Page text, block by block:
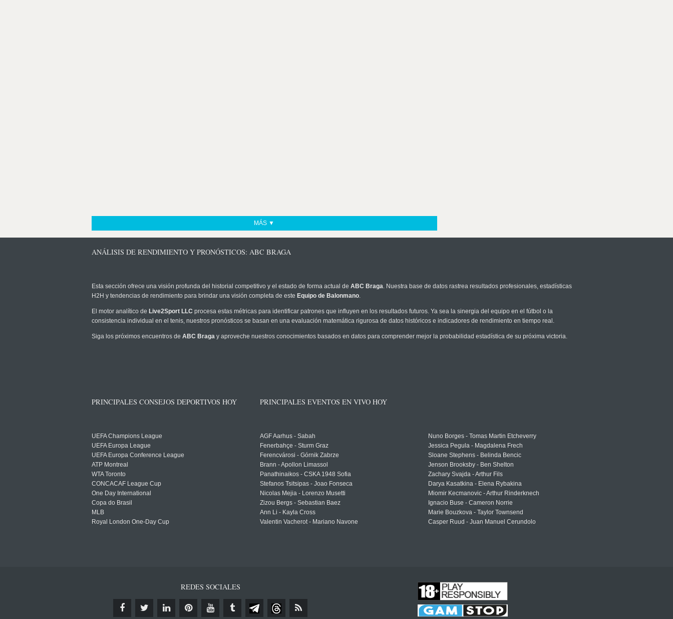
MÁS ▼
ANÁLISIS DE RENDIMIENTO Y PRONÓSTICOS: ABC BRAGA
Esta sección ofrece una visión profunda del historial competitivo y el estado de forma actual de ABC Braga. Nuestra base de datos rastrea resultados profesionales, estadísticas
H2H y tendencias de rendimiento para brindar una visión completa de este Equipo de Balonmano.
El motor analítico de Live2Sport LLC procesa estas métricas para identificar patrones que influyen en los resultados futuros. Ya sea la sinergia del equipo en el fútbol o la
consistencia individual en el tenis, nuestros pronósticos se basan en una evaluación matemática rigurosa de datos históricos e indicadores de rendimiento en tiempo real.
Siga los próximos encuentros de ABC Braga y aproveche nuestros conocimientos basados en datos para comprender mejor la probabilidad estadística de su próxima victoria.
PRINCIPALES CONSEJOS DEPORTIVOS HOY
UEFA Champions League
UEFA Europa League
UEFA Europa Conference League
ATP Montreal
WTA Toronto
CONCACAF League Cup
One Day International
Copa do Brasil
MLB
Royal London One-Day Cup
PRINCIPALES EVENTOS EN VIVO HOY
AGF Aarhus - Sabah
Fenerbahçe - Sturm Graz
Ferencvárosi - Górnik Zabrze
Brann - Apollon Limassol
Panathinaikos - CSKA 1948 Sofia
Stefanos Tsitsipas - Joao Fonseca
Nicolas Mejia - Lorenzo Musetti
Zizou Bergs - Sebastian Baez
Ann Li - Kayla Cross
Valentin Vacherot - Mariano Navone
Nuno Borges - Tomas Martin Etcheverry
Jessica Pegula - Magdalena Frech
Sloane Stephens - Belinda Bencic
Jenson Brooksby - Ben Shelton
Zachary Svajda - Arthur Fils
Darya Kasatkina - Elena Rybakina
Miomir Kecmanovic - Arthur Rinderknech
Ignacio Buse - Cameron Norrie
Marie Bouzkova - Taylor Townsend
Casper Ruud - Juan Manuel Cerundolo
REDES SOCIALES